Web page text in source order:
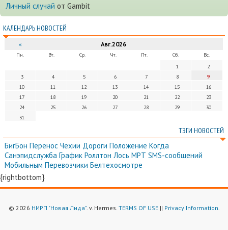
Личный случай от Gambit
КАЛЕНДАРЬ НОВОСТЕЙ
« Авг.2026
Пн. Вт. Ср. Чт. Пт. Сб.
Вс.
1
2
3
4 5 6 7 8
9
10
11 12 13 14 15
16
17
18 19 20 21 22
23
24
25 26 27 28 29
30
31
ТЭГИ НОВОСТЕЙ
БигБон Перенос Чехии Дороги Положение Когда
Санэпидслужба График Роллтон Лось МРТ SMS-сообщений
Мобильным Перевозчики Белтехосмотре
{rightbottom}
© 2026 НИРП "Новая Лида". v. Hermes. TERMS OF USE|| Privacy Information.